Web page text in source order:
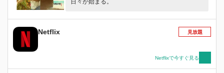
日々が始まる。
Netflix 見放題
Netflixで今すぐ見る